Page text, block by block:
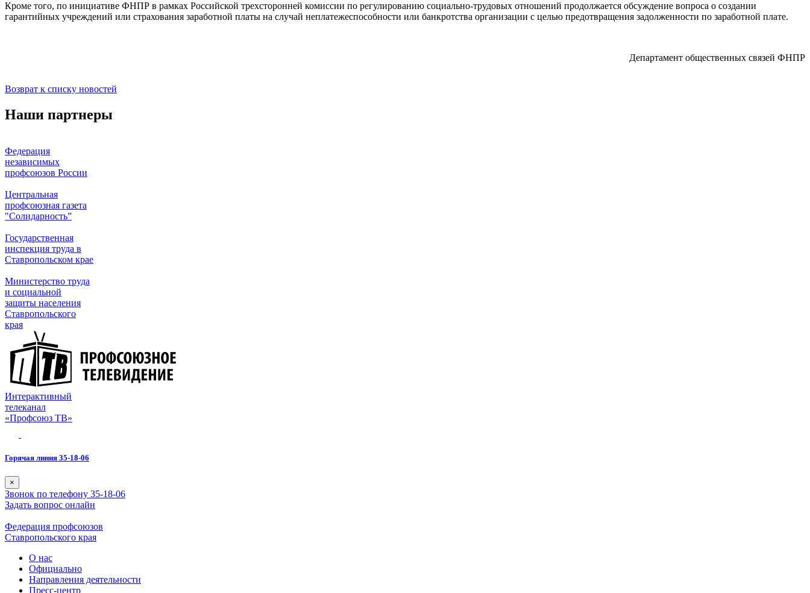
Кроме того, по инициативе ФНПР в рамках Российской трехсторонней комиссии по регулированию социально-трудовых отношений продолжается обсуждение вопроса о создании
гарантийных учреждений или страхования заработной платы на случай неплатежеспособности или банкротства организации с целью предотвращения задолженности по заработной плате.
Департамент общественных связей ФНПР
Возврат к списку новостей
Наши партнеры
Федерация
независимых
профсоюзов России
Центральная
профсоюзная газета
"Солидарность”
Государственная
инспекция труда в
Ставропольском крае
Министерство труда
и социальной
защиты населения
Ставропольского
края
Интерактивный
телеканал
«Профсоюз ТВ»
Горячая линия 35-18-06
×
Звонок по телефону 35-18-06
Задать вопрос онлайн
Федерация профсоюзов
Ставропольского края
О нас
Официально
Направления деятельности
Пресс-центр